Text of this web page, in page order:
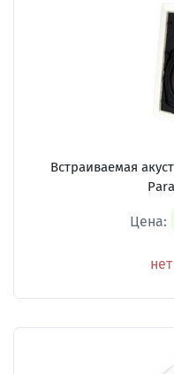
Встраиваемая
Цена: